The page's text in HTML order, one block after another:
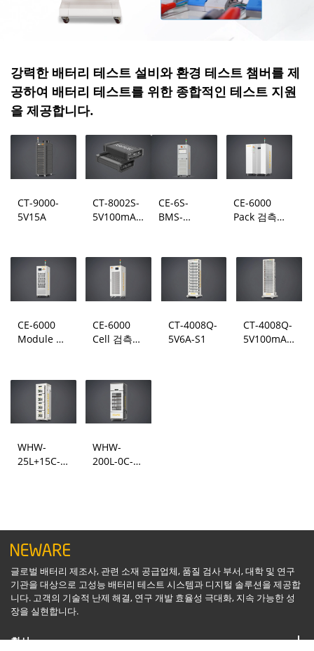
강력한 배터리 테스트 설비와 환경 테스트 챔버를 제
공하여 배터리 테스트를 위한 종합적인 테스트 지원
을 제공합니다.
CT-9000-
5V15A
CT-8002S-
5V100mA-
CE-6S-
BMS-
CE-6000
Pack 검측
CE-6000
Module 검
CE-6000
Cell 검측
CT-4008Q-
5V6A-S1
CT-4008Q-
5V100mA-
WHW-
25L+15C-
WHW-
200L-0C-
글로벌 배터리 제조사, 관련 소재 공급업체, 품질 검사 부서, 대학 및 연구
기관을 대상으로 고성능 배터리 테스트 시스템과 디지털 솔루션을 제공합
니다. 고객의 기술적 난제 해결, 연구 개발 효율성 극대화, 지속 가능한 성
장을 실현합니다.
회사